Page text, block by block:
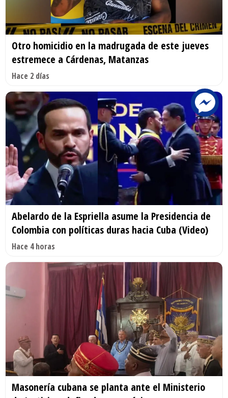
Otro homicidio en la madrugada de este jueves
estremece a Cárdenas, Matanzas
Hace 2 días
Abelardo de la Espriella asume la Presidencia de
Colombia con políticas duras hacia Cuba (Video)
Hace 4 horas
Masonería cubana se planta ante el Ministerio